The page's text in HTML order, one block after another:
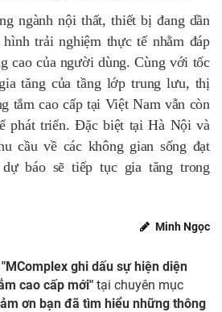
ngành nội thất, thiết bị đang dần
trải nghiệm thực tế nhằm đáp
cao của người dùng. Cùng với tốc
tăng của tầng lớp trung lưu, thị
tắm cao cấp tại Việt Nam vẫn còn
phát triển. Đặc biệt tại Hà Nội và
cầu về các không gian sống đạt
báo sẽ tiếp tục gia tăng trong
Minh Ngọc
"MComplex ghi dấu sự hiện diện
cao cấp mới" tại chuyên mục
ơn bạn đã tìm hiểu những thông